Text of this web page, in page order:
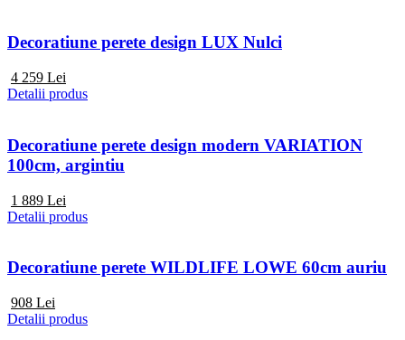
Decoratiune perete design LUX Nulci
4 259 Lei
Detalii produs
Decoratiune perete design modern VARIATION
100cm, argintiu
1 889 Lei
Detalii produs
Decoratiune perete WILDLIFE LOWE 60cm auriu
908 Lei
Detalii produs